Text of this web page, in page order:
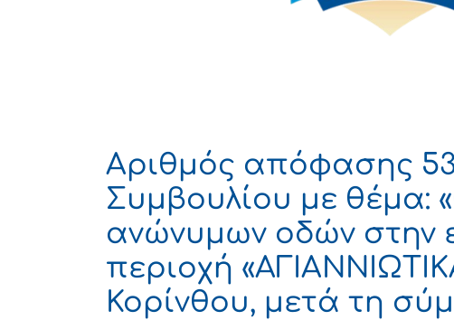
Αριθμός απόφασης
Συμβουλίου με θέμα:
ανώνυμων οδών στην
περιοχή
Κορίνθου, μετά τη